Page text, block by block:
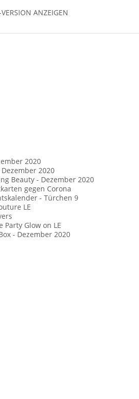
ANZEIGEN
2020
2020
Beauty - Dezember 2020
gegen Corona
- Türchen 9
LE
Party Glow on LE
- Dezember 2020